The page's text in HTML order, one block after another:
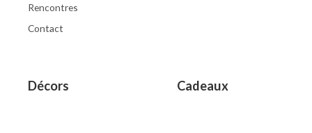
Rencontres
Contact
Décors Cadeaux